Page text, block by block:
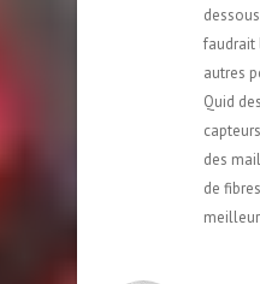
faudrait
autres
Quid
des
de